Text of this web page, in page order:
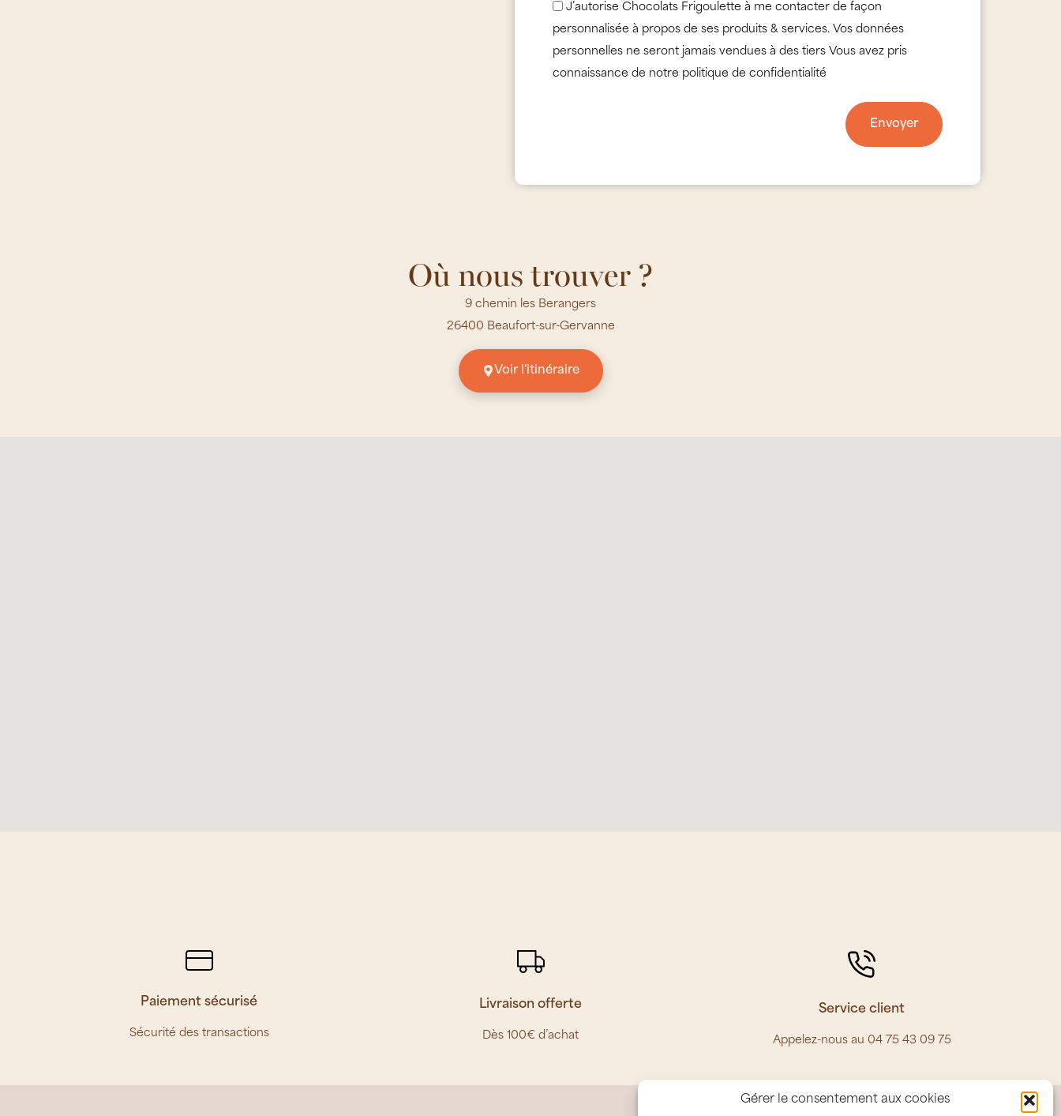
Gérer le consentement aux cookies
J’autorise Chocolats Frigoulette à me contacter de façon
personnalisée à propos de ses produits & services. Vos données
personnelles ne seront jamais vendues à des tiers Vous avez pris
connaissance de notre politique de confidentialité
Envoyer
Où nous trouver ?
9 chemin les Berangers
26400 Beaufort-sur-Gervanne
Voir l'itinéraire
Paiement sécurisé
Sécurité des transactions
Livraison offerte
Dès 100€ d’achat
Service client
Appelez-nous au 04 75 43 09 75